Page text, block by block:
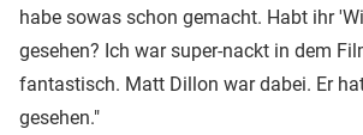
habe sowas schon gemacht. Habt ihr
gesehen? Ich war super-nackt in dem
fantastisch. Matt Dillon war dabei. Er
gesehen."